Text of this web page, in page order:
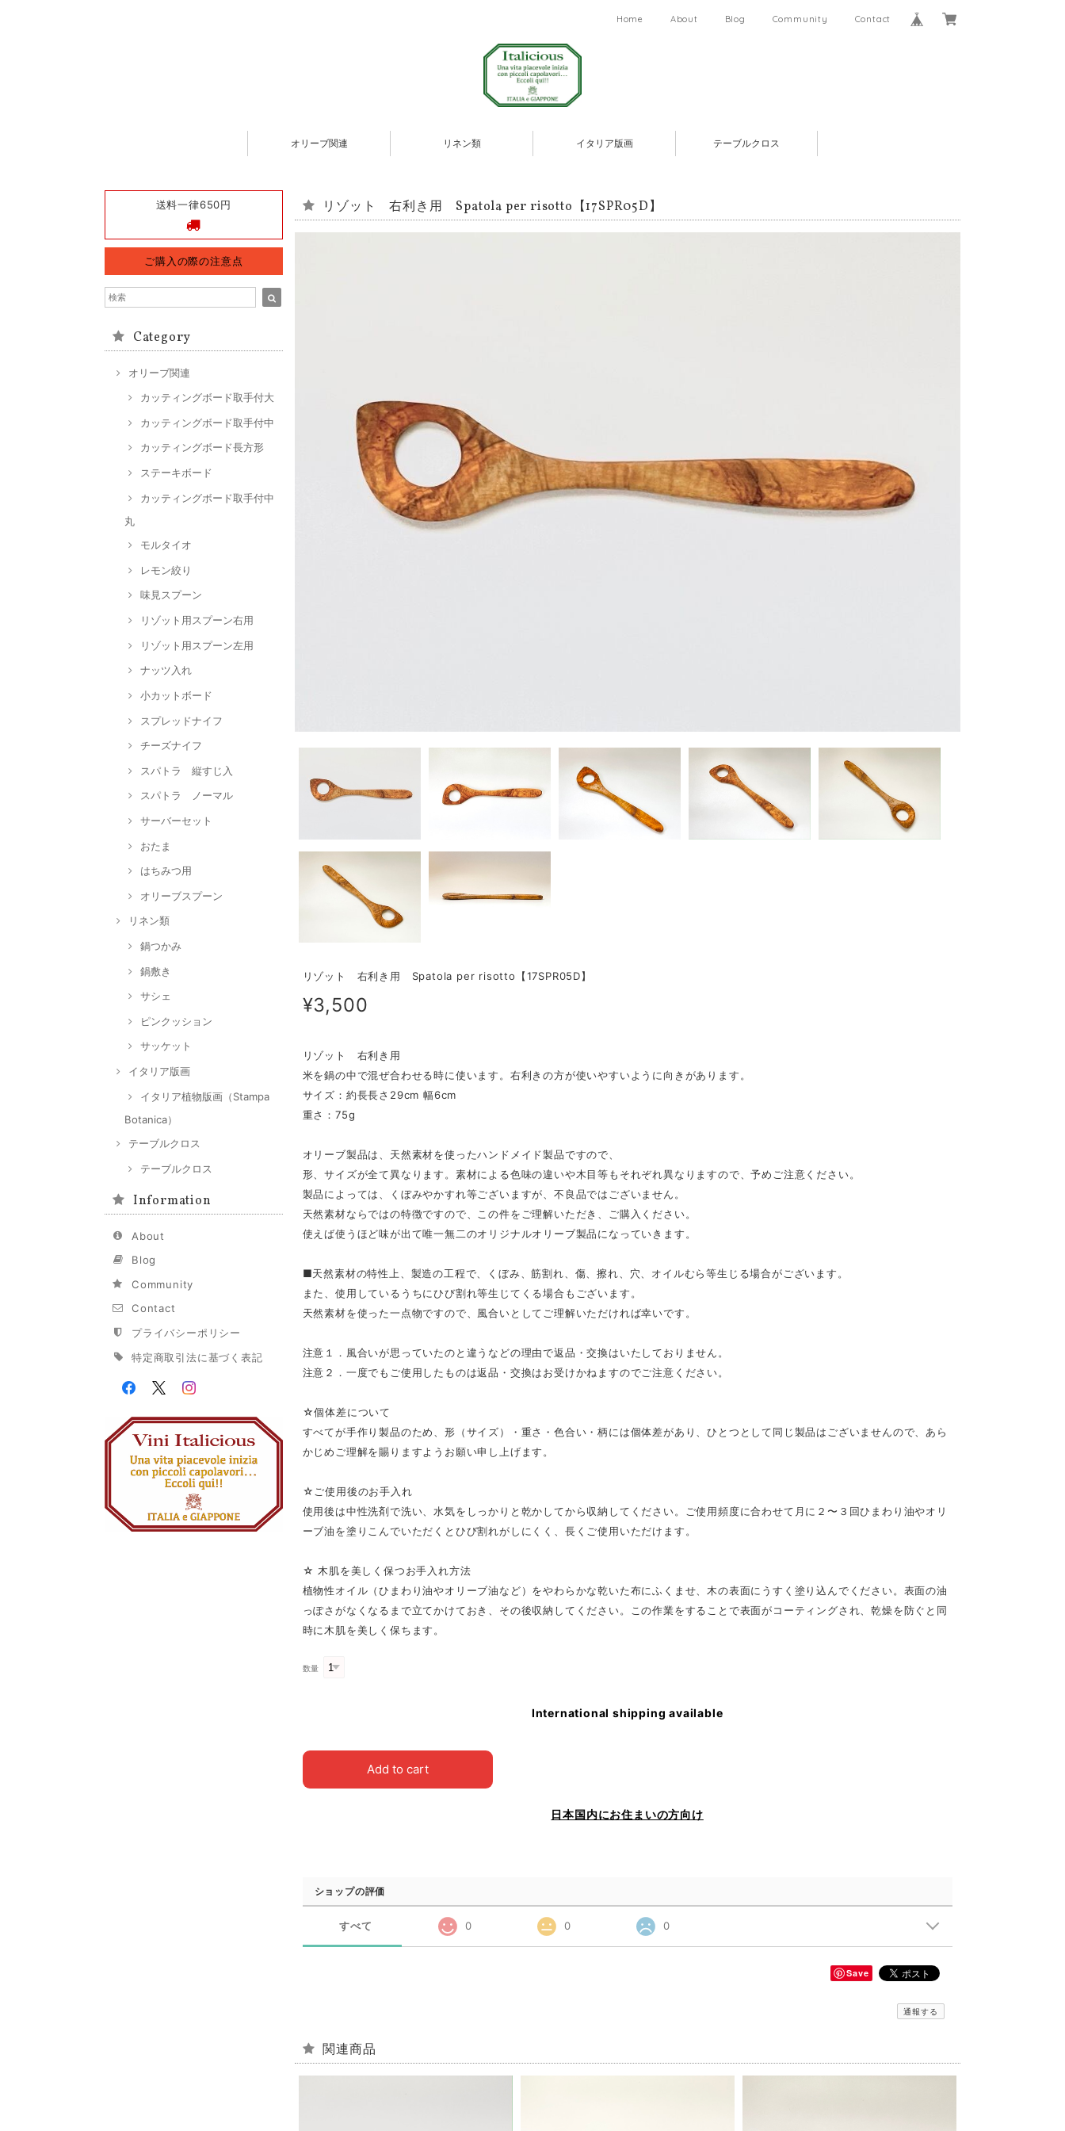
Home About Blog Community Contact
オリーブ関連 リネン類 イタリア版画 テーブルクロス
送料一律650円
ご購入の際の注意点
Category
オリーブ関連
カッティングボード取手付大
カッティングボード取手付中
カッティングボード長方形
ステーキボード
カッティングボード取手付中
丸
モルタイオ
レモン絞り
味見スプーン
リゾット用スプーン右用
リゾット用スプーン左用
ナッツ入れ
小カットボード
スプレッドナイフ
チーズナイフ
スパトラ 縦すじ入
スパトラ ノーマル
サーバーセット
おたま
はちみつ用
オリーブスプーン
リネン類
鍋つかみ
鍋敷き
サシェ
ピンクッション
サッケット
イタリア版画
イタリア植物版画（Stampa
Botanica）
テーブルクロス
テーブルクロス
Information
About
Blog
Community
Contact
プライバシーポリシー
特定商取引法に基づく表記
リゾット 右利き用 Spatola per risotto【17SPR05D】
リゾット 右利き用 Spatola per risotto【17SPR05D】
¥3,500
リゾット 右利き用
米を鍋の中で混ぜ合わせる時に使います。右利きの方が使いやすいように向きがあります。
サイズ：約長長さ29cm 幅6cm
重さ：75g
オリーブ製品は、天然素材を使ったハンドメイド製品ですので、
形、サイズが全て異なります。素材による色味の違いや木目等もそれぞれ異なりますので、予めご注意ください。
製品によっては、くぼみやかすれ等ございますが、不良品ではございません。
天然素材ならではの特徴ですので、この件をご理解いただき、ご購入ください。
使えば使うほど味が出て唯一無二のオリジナルオリーブ製品になっていきます。
■天然素材の特性上、製造の工程で、くぼみ、筋割れ、傷、擦れ、穴、オイルむら等生じる場合がございます。
また、使用しているうちにひび割れ等生じてくる場合もございます。
天然素材を使った一点物ですので、風合いとしてご理解いただければ幸いです。
注意１．風合いが思っていたのと違うなどの理由で返品・交換はいたしておりません。
注意２．一度でもご使用したものは返品・交換はお受けかねますのでご注意ください。
☆個体差について
すべてが手作り製品のため、形（サイズ）・重さ・色合い・柄には個体差があり、ひとつとして同じ製品はございませんので、あら
かじめご理解を賜りますようお願い申し上げます。
☆ご使用後のお手入れ
使用後は中性洗剤で洗い、水気をしっかりと乾かしてから収納してください。ご使用頻度に合わせて月に２〜３回ひまわり油やオリ
ーブ油を塗りこんでいただくとひび割れがしにくく、長くご使用いただけます。
☆ 木肌を美しく保つお手入れ方法
植物性オイル（ひまわり油やオリーブ油など）をやわらかな乾いた布にふくませ、木の表面にうすく塗り込んでください。表面の油
っぽさがなくなるまで立てかけておき、その後収納してください。この作業をすることで表面がコーティングされ、乾燥を防ぐと同
時に木肌を美しく保ちます。
数量
International shipping available
Add to cart
日本国内にお住まいの方向け
ショップの評価
すべて 0 0 0
Save
通報する
関連商品